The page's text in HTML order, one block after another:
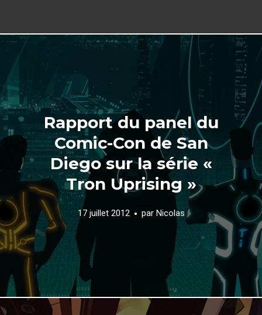
Rapport du panel du
Comic-Con de San
Diego sur la série «
Tron Uprising »
17 juillet 2012 par Nicolas